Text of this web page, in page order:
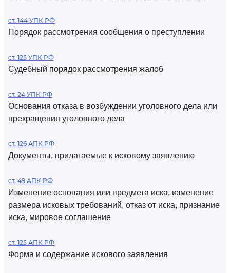
ст. 144 УПК РФ
Порядок рассмотрения сообщения о преступлении
ст. 125 УПК РФ
Судебный порядок рассмотрения жалоб
ст. 24 УПК РФ
Основания отказа в возбуждении уголовного дела или
прекращения уголовного дела
ст. 126 АПК РФ
Документы, прилагаемые к исковому заявлению
ст. 49 АПК РФ
Изменение основания или предмета иска, изменение
размера исковых требований, отказ от иска, признание
иска, мировое соглашение
ст. 125 АПК РФ
Форма и содержание искового заявления